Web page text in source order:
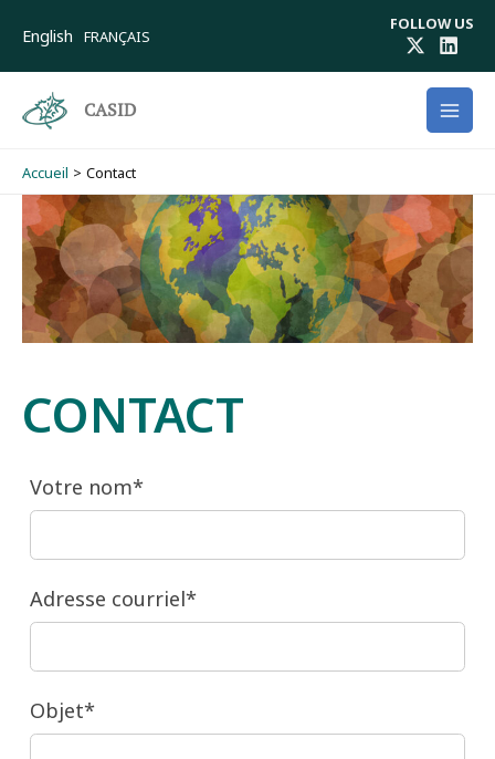
English FRANÇAIS
FOLLOW US
CASID
Accueil Contact
CONTACT
Votre nom*
Adresse courriel*
Objet*